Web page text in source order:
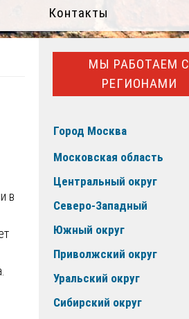
Контакты
МЫ РАБОТАЕМ С
РЕГИОНАМИ
Город Москва
Московская область
Центральный округ
Северо-Западный
Южный округ
Приволжский округ
Уральский округ
Сибирский округ